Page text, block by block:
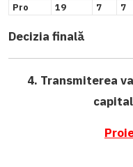
Pro
19 7 7
Decizia finală
4. Transmiterea